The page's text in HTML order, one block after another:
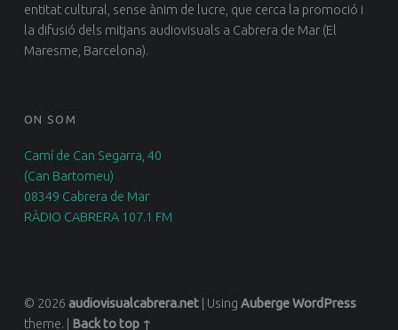
entitat cultural, sense ànim de lucre, que cerca la promoció i
la difusió dels mitjans audiovisuals a Cabrera de Mar (El
Maresme, Barcelona).
ON SOM
Camí de Can Segarra, 40
(Can Bartomeu)
08349 Cabrera de Mar
RÀDIO CABRERA 107.1 FM
© 2026 audiovisualcabrera.net Using AubergeWordPress
theme.
Back to top ↑